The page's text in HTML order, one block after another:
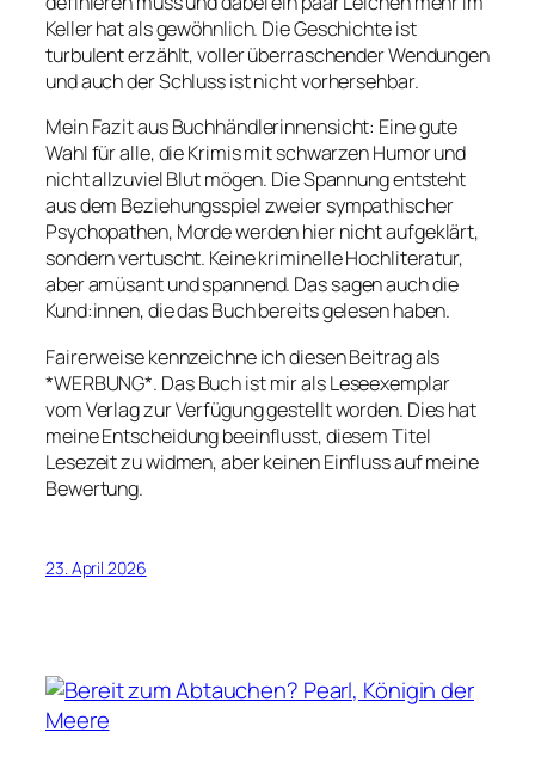
Keller hat als gewöhnlich. Die Geschichte ist
turbulent erzählt, voller überraschender Wendungen
und auch der Schluss ist nicht vorhersehbar.
Mein Fazit aus Buchhändlerinnensicht: Eine gute
Wahl für alle, die Krimis mit schwarzen Humor und
nicht allzuviel Blut mögen. Die Spannung entsteht
aus dem Beziehungsspiel zweier sympathischer
Psychopathen, Morde werden hier nicht aufgeklärt,
sondern vertuscht. Keine kriminelle Hochliteratur,
aber amüsant und spannend. Das sagen auch die
Kund:innen, die das Buch bereits gelesen haben.
Fairerweise kennzeichne ich diesen Beitrag als
*WERBUNG*. Das Buch ist mir als Leseexemplar
vom Verlag zur Verfügung gestellt worden. Dies hat
meine Entscheidung beeinflusst, diesem Titel
Lesezeit zu widmen, aber keinen Einfluss auf meine
Bewertung.
23. April 2026